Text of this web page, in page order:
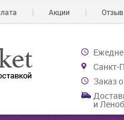
Акции
Санкт-
Заказ
и